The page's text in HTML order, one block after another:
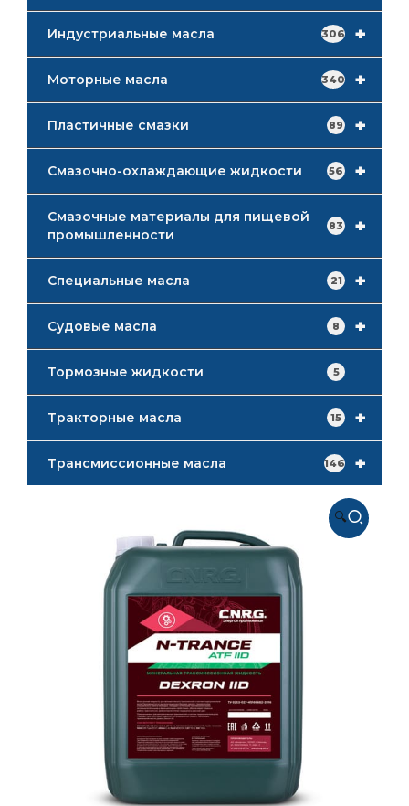
+
Индустриальные масла 306
+
Моторные масла 340
+
Пластичные смазки 89
+
Смазочно-охлаждающие жидкости 56
+
Смазочные материалы для пищевой
промышленности
83
+
Специальные масла 21
+
Судовые масла 8
Тормозные жидкости 5
+
Тракторные масла 15
+
Трансмиссионные масла 146
🔍